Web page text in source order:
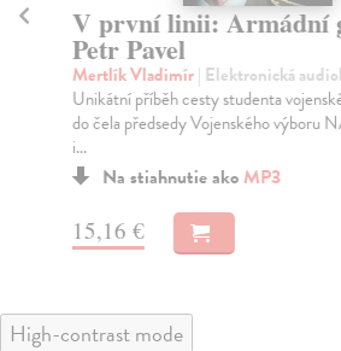
V první linii: Armádní
Petr Pavel
Mertlík Vladimír| Elektronická
Unikátní příběh cesty studenta
do čela předsedy Vojenského výboru
i...
Na stiahnutie akoMP3
15,16 €
High-contrast mode